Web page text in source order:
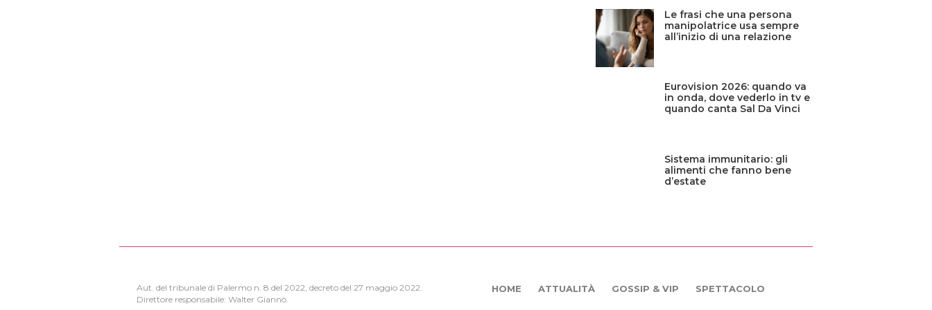
Le frasi che una persona
manipolatrice usa sempre
all’inizio di una relazione
Eurovision 2026: quando va
in onda, dove vederlo in tv e
quando canta Sal Da Vinci
Sistema immunitario: gli
alimenti che fanno bene
d’estate
Aut. del tribunale di Palermo n. 8 del 2022, decreto del 27 maggio 2022.
Direttore responsabile: Walter Giannò.
HOME ATTUALITÀ GOSSIP & VIP SPETTACOLO